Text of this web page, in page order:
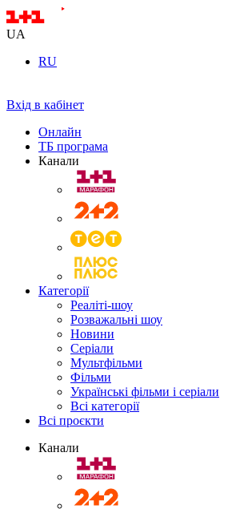
UA
RU
Вхід в кабінет
Онлайн
ТБ програма
Канали
Категорії
Реаліті-шоу
Розважальні шоу
Новини
Серіали
Мультфільми
Фільми
Українські фільми і серіали
Всі категорії
Всі проєкти
Канали